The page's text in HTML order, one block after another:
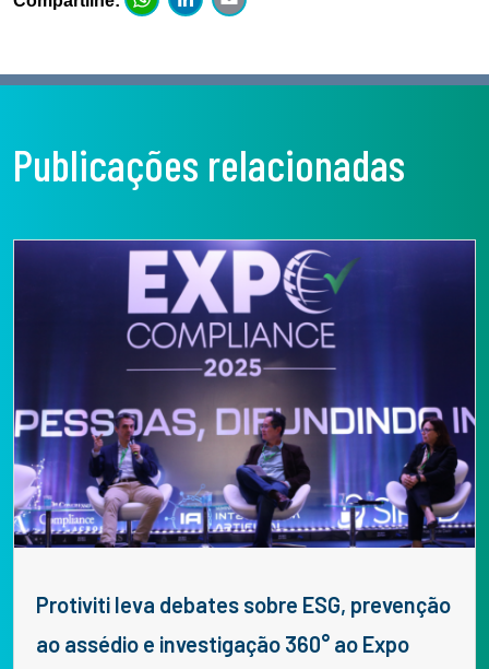
Publicações relacionadas
Protiviti leva debates sobre ESG, prevenção
ao assédio e investigação 360° ao Expo